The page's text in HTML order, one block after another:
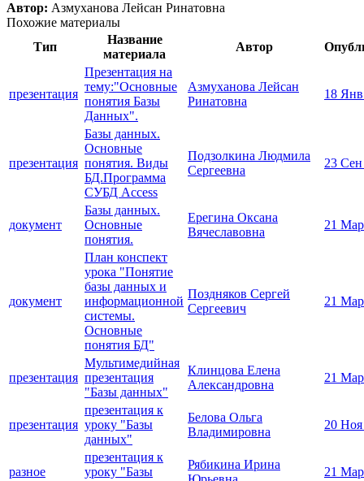
Автор: Азмуханова Лейсан Ринатовна
Похожие материалы
Тип
Название
материала
Автор
презентация
Презентация на
тему:"Основные
понятия Базы
Данных".
Азмуханова Лейсан
Ринатовна
18
презентация
Базы данных.
Основные
понятия. Виды
БД.Программа
СУБД Access
Подзолкина Людмила
Сергеевна
23
документ
Базы данных.
Основные
понятия.
Ерегина Оксана
Вячеславовна
21
документ
План конспект
урока "Понятие
базы данных и
информационной
системы.
Основные
понятия БД"
Поздняков Сергей
Сергеевич
21
презентация
Мультимедийная
презентация
"Базы данных"
Клинцова Елена
Александровна
21
презентация
презентация к
уроку "Базы
данных"
Белова Ольга
Владимировна
20
разное
презентация к
уроку "Базы
Рябикина Ирина
21